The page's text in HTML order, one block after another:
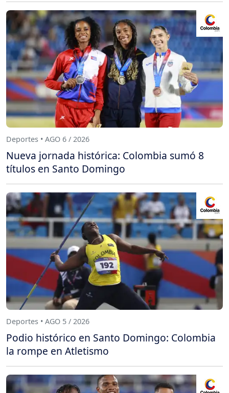
Deportes • AGO 6 / 2026
Nueva jornada histórica: Colombia sumó 8
títulos en Santo Domingo
Deportes • AGO 5 / 2026
Podio histórico en Santo Domingo: Colombia
la rompe en Atletismo